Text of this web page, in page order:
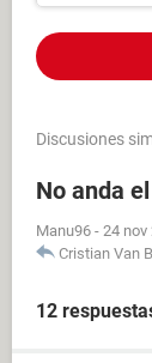
Discusiones
No anda
Manu96 - 24 nov
Cristian Van
12